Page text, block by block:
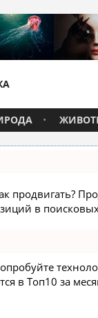
продвигать?
в
в Топ10 за